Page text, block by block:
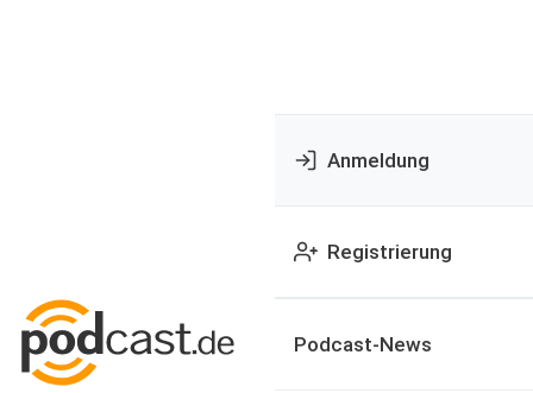
Anmeldung
Registrierung
Podcast-News